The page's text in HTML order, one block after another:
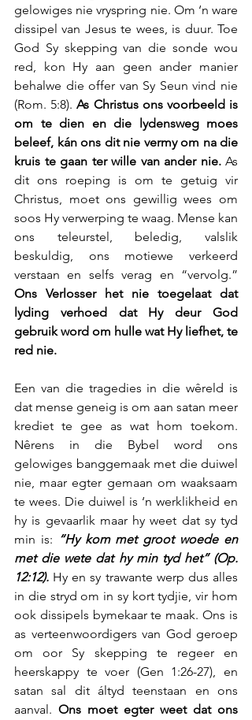
gelowiges nie vryspring nie. Om ‘n ware
dissipel van Jesus te wees, is duur. Toe
God Sy skepping van die sonde wou
red, kon Hy aan geen ander manier
behalwe die offer van Sy Seun vind nie
(Rom. 5:8). As Christus ons voorbeeld is
om te dien en die lydensweg moes
beleef, kán ons dit nie vermy om na die
kruis te gaan ter wille van ander nie. As
dit ons roeping is om te getuig vir
Christus, moet ons gewillig wees om
soos Hy verwerping te waag. Mense kan
ons teleurstel, beledig, valslik
beskuldig, ons motiewe verkeerd
Ons Verlosser het nie toegelaat dat
lyding verhoed dat Hy deur God
gebruik word om hulle wat Hy liefhet, te
red nie.
Een van die tragedies in die wêreld is
dat mense geneig is om aan satan meer
krediet te gee as wat hom toekom.
Nêrens in die Bybel word ons
gelowiges banggemaak met die duiwel
nie, maar egter gemaan om waaksaam
te wees. Die duiwel is ‘n werklikheid en
hy is gevaarlik maar hy weet dat sy tyd
min is: “Hy kom met groot woede en
met die wete dat hy min tyd het” (Op.
12:12). Hy en sy trawante werp dus alles
in die stryd om in sy kort tydjie, vir hom
ook dissipels bymekaar te maak. Ons is
as verteenwoordigers van God geroep
om oor Sy skepping te regeer en
heerskappy te voer (Gen 1:26-27), en
satan sal dit áltyd teenstaan en ons
aanval. Ons moet egter weet dat ons